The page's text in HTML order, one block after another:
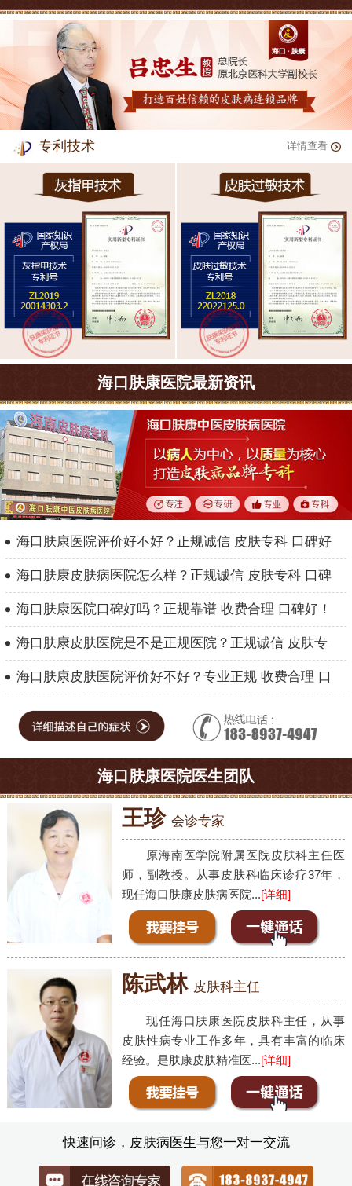
专利技术 详情查看
海口肤康医院最新资讯
海口肤康医院评价好不好？正规诚信 皮肤专科 口碑好
海口肤康皮肤病医院怎么样？正规诚信 皮肤专科 口碑
海口肤康医院口碑好吗？正规靠谱 收费合理 口碑好！
海口肤康皮肤医院是不是正规医院？正规诚信 皮肤专
海口肤康皮肤医院评价好不好？专业正规 收费合理 口
海口肤康医院医生团队
王珍 会诊专家
原海南医学院附属医院皮肤科主任医
师，副教授。从事皮肤科临床诊疗37年，
现任海口肤康皮肤病医院...[详细]
陈武林 皮肤科主任
现任海口肤康医院皮肤科主任，从事
皮肤性病专业工作多年，具有丰富的临床
经验。是肤康皮肤精准医...[详细]
快速问诊，皮肤病医生与您一对一交流